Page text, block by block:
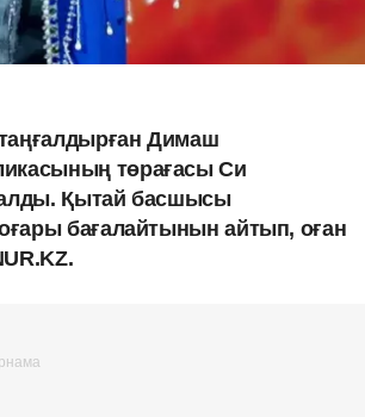
Димаш
төрағасы Си
алды. Қытай басшысы
бағалайтынын айтып, оған